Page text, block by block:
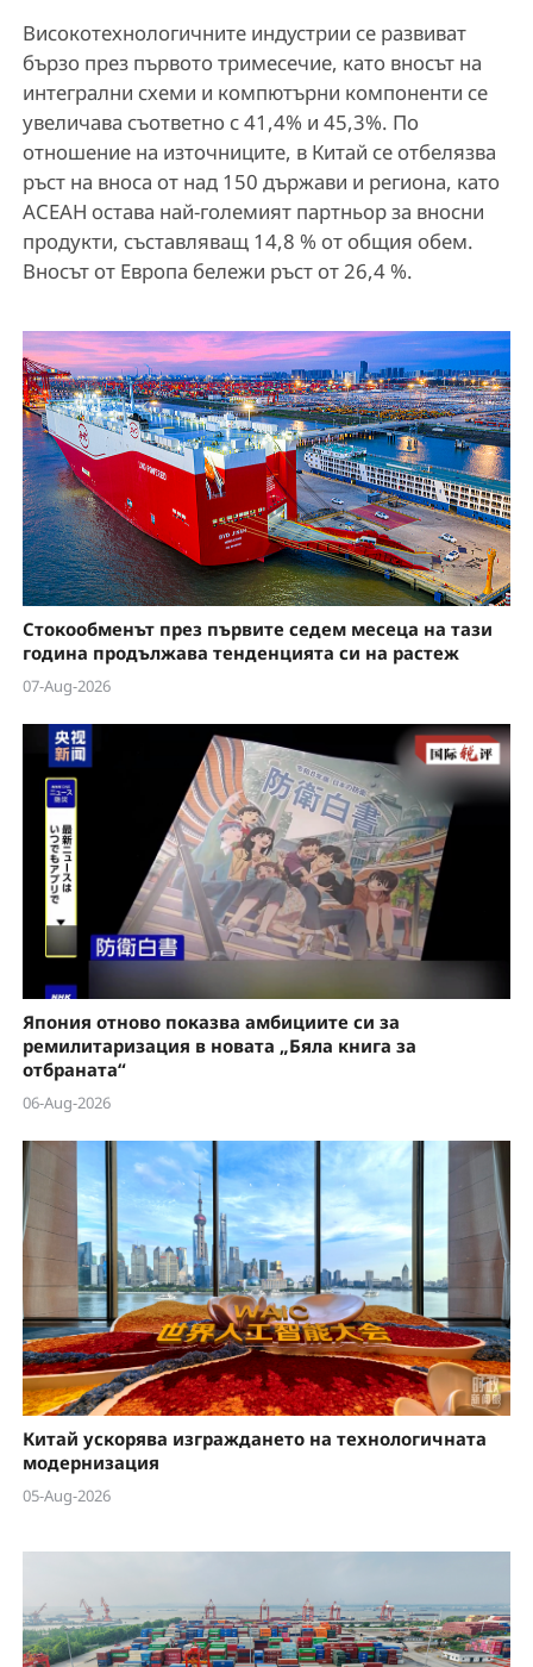
Високотехнологичните индустрии се развиват
бързо през първото тримесечие, като вносът на
интегрални схеми и компютърни компоненти се
увеличава съответно с 41,4% и 45,3%. По
отношение на източниците, в Китай се отбелязва
ръст на вноса от над 150 държави и региона, като
АСЕАН остава най-големият партньор за вносни
продукти, съставляващ 14,8 % от общия обем.
Вносът от Европа бележи ръст от 26,4 %.
Стокообменът през първите седем месеца на тази
година продължава тенденцията си на растеж
07-Aug-2026
Япония отново показва амбициите си за
ремилитаризация в новата „Бяла книга за
отбраната“
06-Aug-2026
Китай ускорява изграждането на технологичната
модернизация
05-Aug-2026